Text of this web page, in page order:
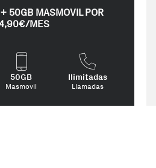
50GB MASMOVIL POR
MES
50GB
Masmovil
Ilimitadas
Llamadas